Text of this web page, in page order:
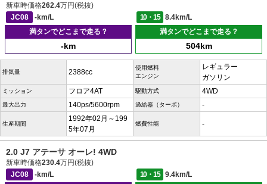
新車時価格262.4万円(税抜)
JC08
-km/L 10・15
8.4km/L
満タンでどこまで走る？
-km
満タンでどこまで走る？
504km
排気量 2388cc
使用燃料
エンジン
レギュラー
ガソリン
ミッション フロア4AT 駆動方式 4WD
最大出力 140ps/5600rpm 過給器（ターボ） -
生産期間
1992年02月～199
5年07月
燃費性能 -
2.0 J7 アテーサ オーレ! 4WD
新車時価格230.4万円(税抜)
JC08
-km/L 10・15
9.4km/L